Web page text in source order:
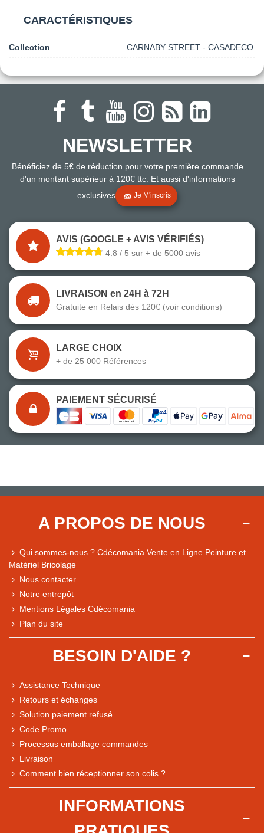
CARACTÉRISTIQUES
Collection CARNABY STREET - CASADECO
Comparaison des performances du magasin
NEWSLETTER
Bénéficiez de 5€ de réduction pour votre première commande
d'un montant supérieur à 120€ ttc. Et aussi d'informations
exclusives
Je M'inscris
AVIS (GOOGLE + AVIS VÉRIFIÉS)
4.8 / 5 sur + de 5000 avis
LIVRAISON en 24H à 72H
Gratuite en Relais dès 120€ (voir conditions)
LARGE CHOIX
+ de 25 000 Références
PAIEMENT SÉCURISÉ
A PROPOS DE NOUS
Qui sommes-nous ? Cdécomania Vente en Ligne Peinture et
Matériel Bricolage
Nous contacter
Notre entrepôt
Mentions Légales Cdécomania
Plan du site
BESOIN D'AIDE ?
Assistance Technique
Retours et échanges
Solution paiement refusé
Code Promo
Processus emballage commandes
Livraison
Comment bien réceptionner son colis ?
INFORMATIONS